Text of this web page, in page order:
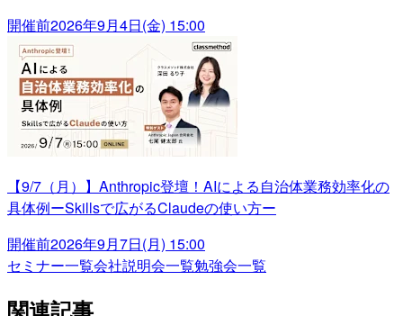
開催前2026年9月4日(金) 15:00
【9/7（月）】Anthropic登壇！AIによる自治体業務効率化の
具体例ーSkillsで広がるClaudeの使い方ー
開催前2026年9月7日(月) 15:00
セミナー一覧会社説明会一覧勉強会一覧
関連記事